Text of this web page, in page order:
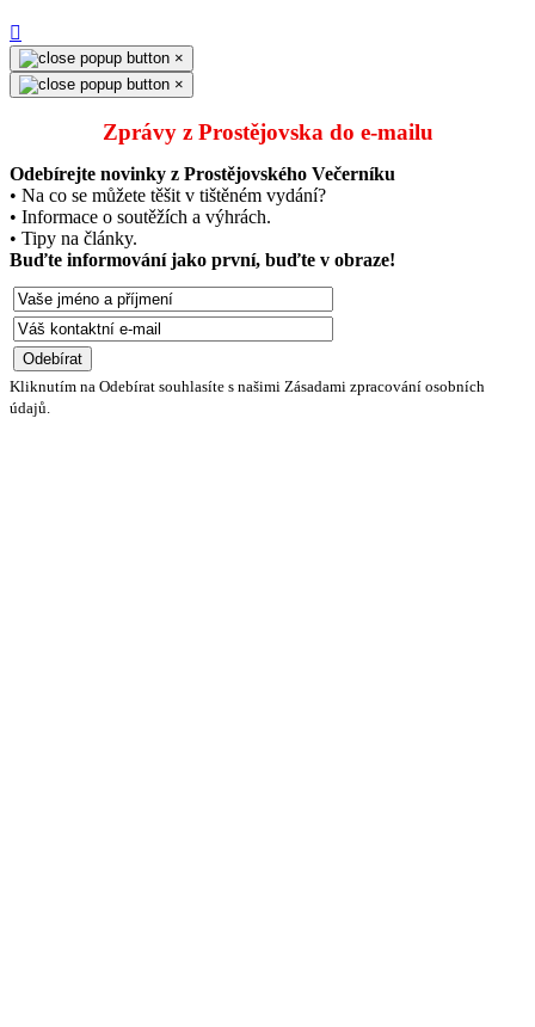
×
×
Zprávy z Prostějovska do e‑mailu
Odebírejte novinky z Prostějovského Večerníku
• Na co se můžete těšit v tištěném vydání?
• Informace o soutěžích a výhrách.
• Tipy na články.
Buďte informování jako první, buďte v obraze!
Kliknutím na Odebírat souhlasíte s našimi Zásadami zpracování osobních
údajů.